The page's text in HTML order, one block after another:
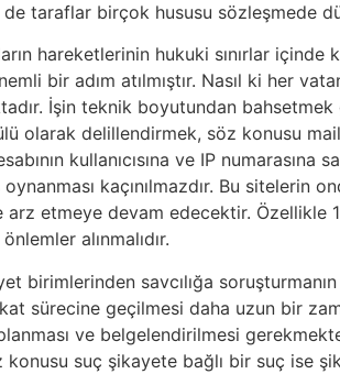
taraflar birçok hususu sözleşmede
hareketlerinin hukuki sınırlar içinde
bir adım atılmıştır. Nasıl ki her
İşin teknik boyutundan
olarak delillendirmek, söz konusu
kullanıcısına ve IP
kaçınılmazdır. Bu sitelerin
etmeye devam edecektir. Özellikle
alınmalıdır.
birimlerinden savcılığa
sürecine geçilmesi daha uzun bir
ve belgelendirilmesi
konusu suç şikayete bağlı bir suç ise